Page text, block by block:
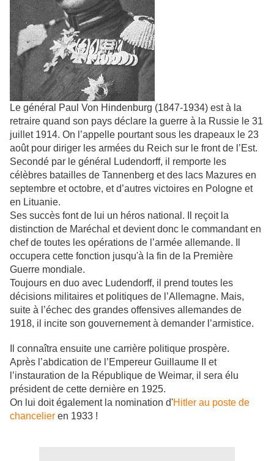
Le général Paul Von Hindenburg (1847-1934) est à la
retraire quand son pays déclare la guerre à la Russie le 31
juillet 1914. On l’appelle pourtant sous les drapeaux le 23
août pour diriger les armées du Reich sur le front de l’Est.
Secondé par le général Ludendorff, il remporte les
célèbres batailles de Tannenberg et des lacs Mazures en
septembre et octobre, et d’autres victoires en Pologne et
en Lituanie.
Ses succès font de lui un héros national. Il reçoit la
distinction de Maréchal et devient donc le commandant en
chef de toutes les opérations de l’armée allemande. Il
occupera cette fonction jusqu'à la fin de la Première
Guerre mondiale.
Toujours en duo avec Ludendorff, il prend toutes les
décisions militaires et politiques de l’Allemagne. Mais,
suite à l’échec des grandes offensives allemandes de
1918, il incite son gouvernement à demander l’armistice.
Il connaîtra ensuite une carrière politique prospère.
Après l’abdication de l’Empereur Guillaume II et
l’instauration de la République de Weimar, il sera élu
président de cette dernière en 1925.
On lui doit également la nomination d'Hitler au poste de
chancelier en 1933 !